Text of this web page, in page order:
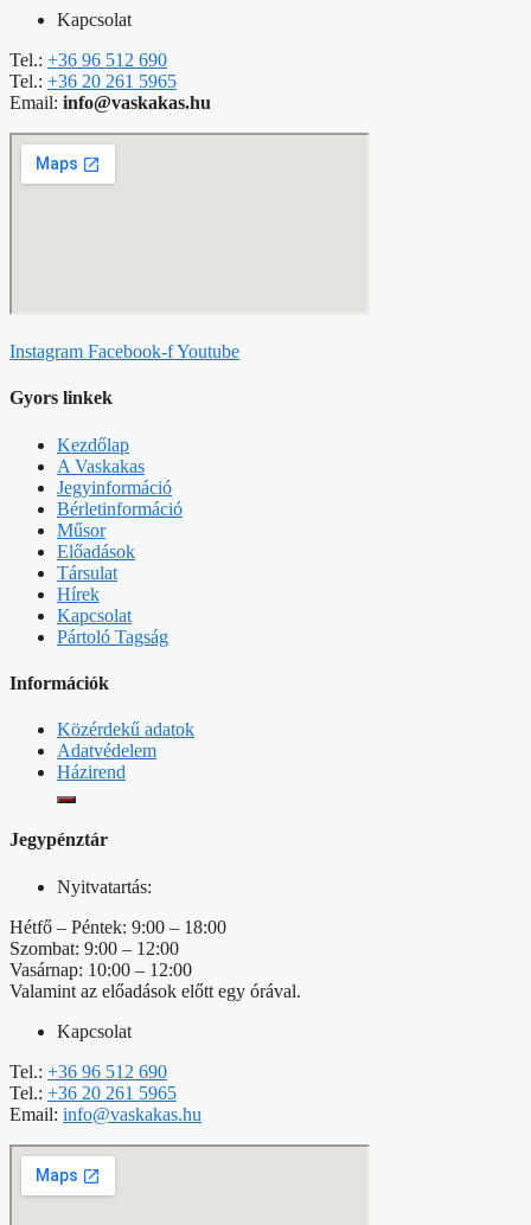
Kapcsolat
Tel.: +36 96 512 690
Tel.: +36 20 261 5965
Email: info@vaskakas.hu
Instagram Facebook-fYoutube
Gyors linkek
Kezdőlap
A Vaskakas
Jegyinformáció
Bérletinformáció
Műsor
Előadások
Társulat
Hírek
Kapcsolat
Pártoló Tagság
Információk
Közérdekű adatok
Adatvédelem
Házirend
Jegypénztár
Nyitvatartás:
Hétfő – Péntek: 9:00 – 18:00
Szombat: 9:00 – 12:00
Vasárnap: 10:00 – 12:00
Valamint az előadások előtt egy órával.
Kapcsolat
Tel.: +36 96 512 690
Tel.: +36 20 261 5965
Email: info@vaskakas.hu